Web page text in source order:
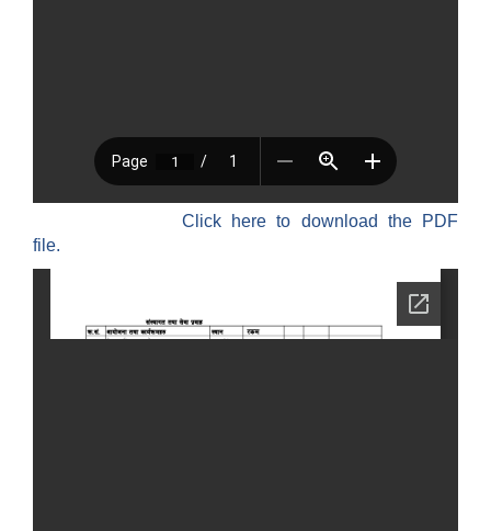
Click here to download the PDF
file.